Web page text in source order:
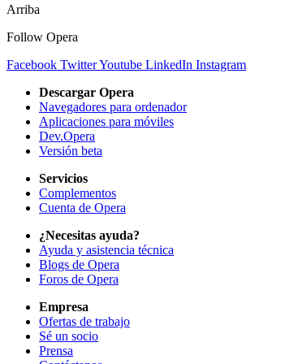
Arriba
Follow Opera
Facebook TwitterYoutube LinkedIn Instagram
Descargar Opera
Navegadores para ordenador
Aplicaciones para móviles
Dev.Opera
Versión beta
Servicios
Complementos
Cuenta de Opera
¿Necesitas ayuda?
Ayuda y asistencia técnica
Blogs de Opera
Foros de Opera
Empresa
Ofertas de trabajo
Sé un socio
Prensa